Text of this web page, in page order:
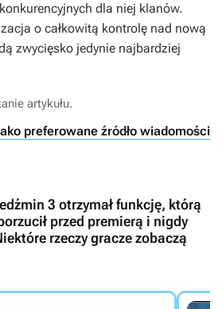
dla niej klanów.
o całkowitą kontrolę nad nową
zwycięsko jedynie najbardziej
artykułu.
preferowane źródło wiadomości
3 otrzymał funkcję, którą
przed premierą i nigdy
rzeczy gracze zobaczą